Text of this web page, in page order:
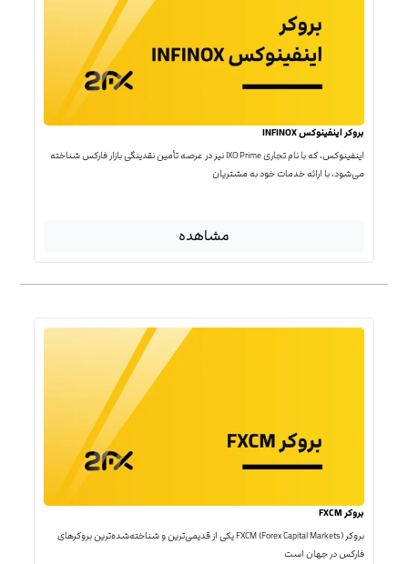
بروکر اینفینوکس INFINOX
اینفینوکس، که با نام تجاری IXO Prime نیز در عرصه تأمین نقدینگی بازار فارکس شناخته
می‌شود، با ارائه خدمات خود به مشتریان
مشاهده
بروکر FXCM
بروکر FXCM (Forex Capital Markets) یکی از قدیمی‌ترین و شناخته‌شده‌ترین بروکرهای
فارکس در جهان است